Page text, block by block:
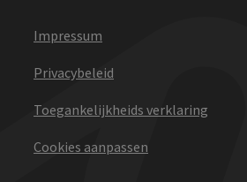
Impressum
Privacybeleid
Toegankelijkheids verklaring
Cookies aanpassen